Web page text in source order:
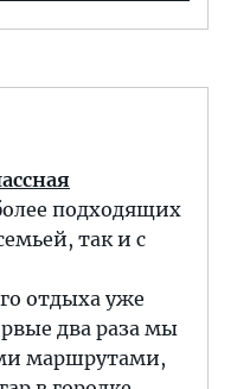
подходящих
так и с
отдыха уже
два раза мы
маршрутами,